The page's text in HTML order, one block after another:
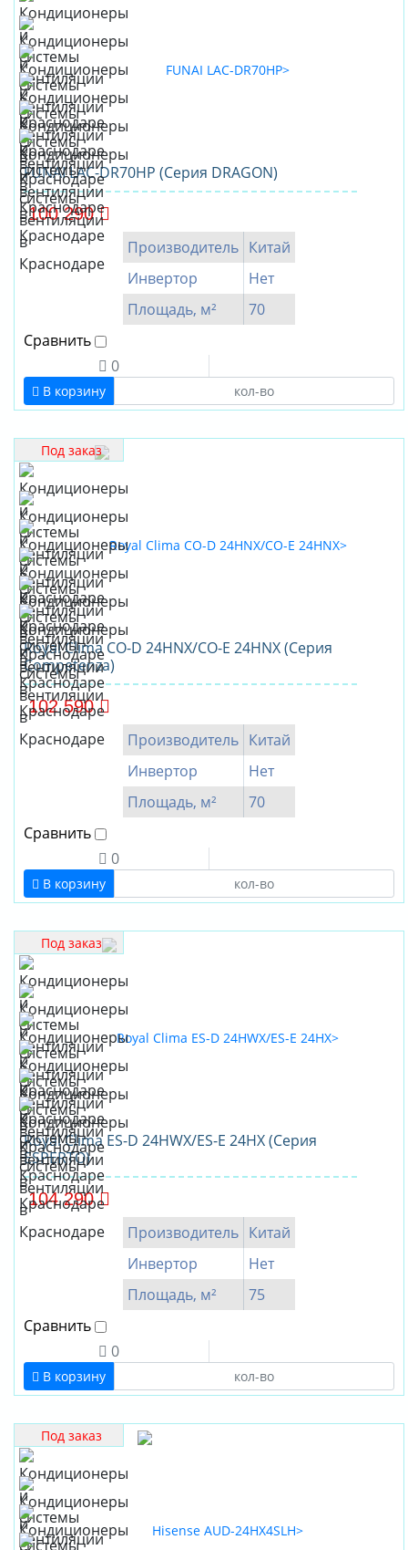
FUNAI LAC-DR70HP (Серия DRAGON)
100 290
Производитель Китай
Инвертор
Нет
Площадь, м²
70
Сравнить
0
В корзину
Под заказ
Royal Clima CO-D 24HNX/CO-E 24HNX (Серия
Competenza)
102 590
Производитель Китай
Инвертор
Нет
Площадь, м²
70
Сравнить
0
В корзину
Под заказ
Royal Clima ES-D 24HWX/ES-E 24HX (Серия
ESPERTO)
104 290
Производитель Китай
Инвертор
Нет
Площадь, м²
75
Сравнить
0
В корзину
Под заказ